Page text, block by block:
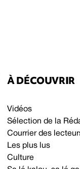
À DÉCOUVRIR
Vidéos
Sélection de la
Courrier des
Les plus lus
Culture